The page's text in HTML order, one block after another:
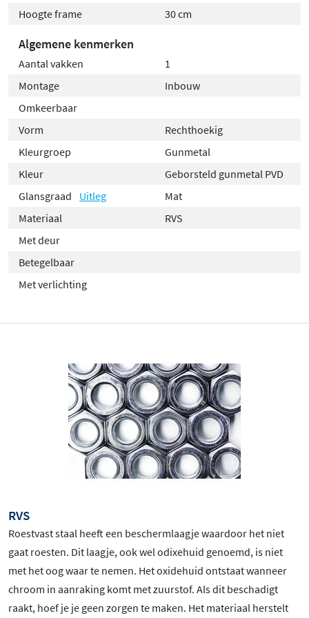
geborsteld RVS-variant de beste keuze.
Met de Alvoro Harmony inbouwnis haal je een slimme
combinatie van design en functionaliteit in huis. Geef je
badkamer een opgeruimde en luxe uitstraling met deze
Hoogte frame
30 cm
Algemene kenmerken
Aantal vakken
1
Montage
Inbouw
Omkeerbaar
Vorm
Rechthoekig
Kleurgroep
Gunmetal
Kleur
Geborsteld gunmetal PVD
Glansgraad
Uitleg
Mat
Materiaal
RVS
Met deur
Betegelbaar
Met verlichting
RVS
Roestvast staal heeft een beschermlaagje waardoor het niet
gaat roesten. Dit laagje, ook wel odixehuid genoemd, is niet
met het oog waar te nemen. Het oxidehuid ontstaat wanneer
chroom in aanraking komt met zuurstof. Als dit beschadigt
raakt, hoef je je geen zorgen te maken. Het materiaal herstelt